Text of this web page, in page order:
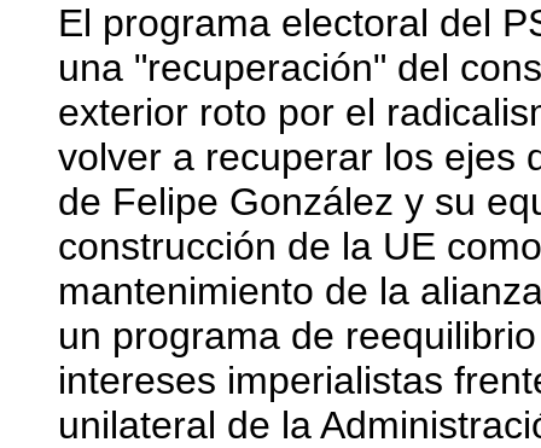
El programa electoral del
una "recuperación" del
exterior roto por el
volver a recuperar los ejes
de Felipe González y su
construcción de la UE
mantenimiento de la
un programa de
intereses imperialistas
unilateral de la